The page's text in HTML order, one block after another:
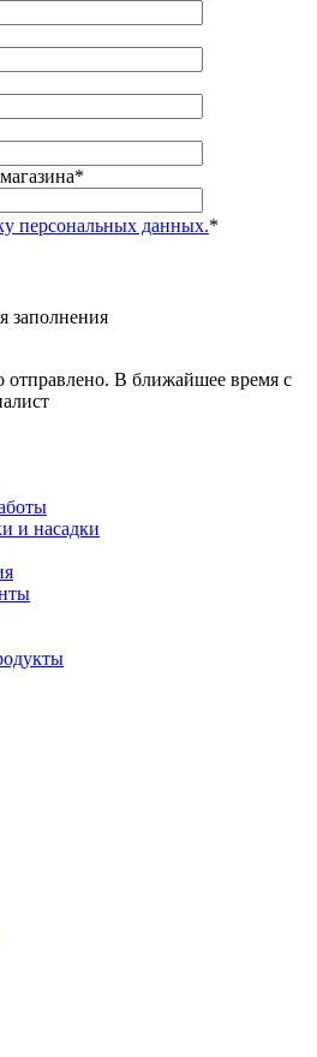
*
персональных данных.*
заполнения
В ближайшее время с
и насадки